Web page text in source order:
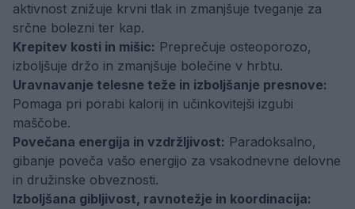
aktivnost znižuje krvni tlak in zmanjšuje tveganje za
srčne bolezni ter kap.
Krepitev kosti in mišic: Preprečuje osteoporozo,
izboljšuje držo in zmanjšuje bolečine v hrbtu.
Uravnavanje telesne teže in izboljšanje presnove:
Pomaga pri porabi kalorij in učinkovitejši izgubi
maščobe.
Povečana energija in vzdržljivost: Paradoksalno,
gibanje poveča vašo energijo za vsakodnevne delovne
in družinske obveznosti.
Izboljšana gibljivost, ravnotežje in koordinacija: